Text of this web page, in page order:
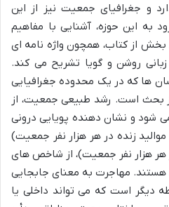
و جغرافیای جمعیت نیز از این
به این حوزه، آشنایی با مفاهیم
از کتاب، همچون واژه نامه ای
روشن و گویا تشریح می کند.
ها که در یک محدوده جغرافیایی
بحث است. رشد طبیعی جمعیت، از
شود و نشان دهنده پویایی درونی
زنده در هر هزار نفر جمعیت)
هر هزار نفر جمعیت)، از شاخص های
مهاجرت به معنای جابجایی
دیگر است که می تواند داخلی یا